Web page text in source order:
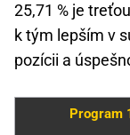
25,71 % je
k tým lepším v
pozícii a
Program